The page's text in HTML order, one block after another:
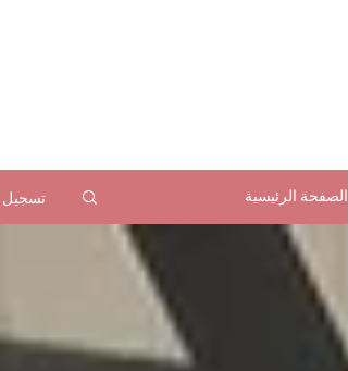
الصفحة الرئيسية تسجيل